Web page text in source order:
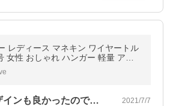
レディース マネキン ワイヤートル
女性 おしゃれ ハンガー 軽量 アイ
ール ディスプレイ 洋裁 服飾 ファ
インテリア
お値段が安くデザインも良かったので即注… 2021/7/7